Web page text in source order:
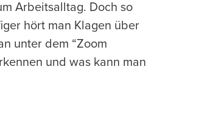
Arbeitsalltag. Doch so
hört man Klagen über
unter dem “Zoom
und was kann man